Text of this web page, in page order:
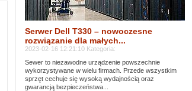
Serwer Dell T330 – nowoczesne
rozwiązanie dla małych...
2023-02-16 12:21:10 Kategoria:
Sewer to niezawodne urządzenie powszechnie
wykorzystywane w wielu firmach. Przede wszystkim
sprzęt cechuje się wysoką wydajnością oraz
gwarancją bezpieczeństwa...